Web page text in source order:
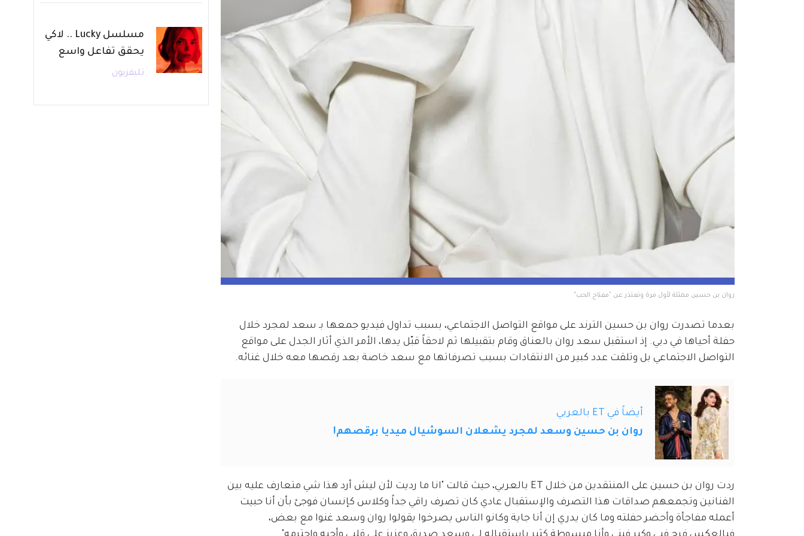
روان بن حسين ممثلة لأول مرة وتعتذر عن "مفتاح الحب"
بعدما تصدرت روان بن حسين الترند على مواقع التواصل الاجتماعي، بسبب تداول فيديو جمعها بـ سعد لمجرد خلال
حفلة أحياها في دبي. إذ استقبل سعد روان بالعناق وقام بتقبيلها ثم لاحقاً قبّل يدها، الأمر الذي أثار الجدل على مواقع
التواصل الاجتماعي بل وتلقت عدد كبير من الانتقادات بسبب تصرفاتها مع سعد خاصة بعد رقصها معه خلال غنائه.
أيضاً في ET بالعربي
روان بن حسين وسعد لمجرد يشعلان السوشيال ميديا برقصهم!
ردت روان بن حسين على المنتقدين من خلال ET بالعربي، حيث قالت "انا ما رديت لأن ليش أرد هذا شي متعارف عليه بين
الفنانين وتجمعهم صداقات هذا التصرف والإستقبال عادي كان تصرف راقي جداً وكلاس كإنسان فوجئ بأن أنا حبيت
أعمله مفاجأة وأحضر حفلته وما كان يدري إن أنا جاية وكانو الناس يصرخوا يقولوا روان وسعد غنوا مع بعض،
مسلسل Lucky .. لاكي
يحقق تفاعل واسع
تليفزيون